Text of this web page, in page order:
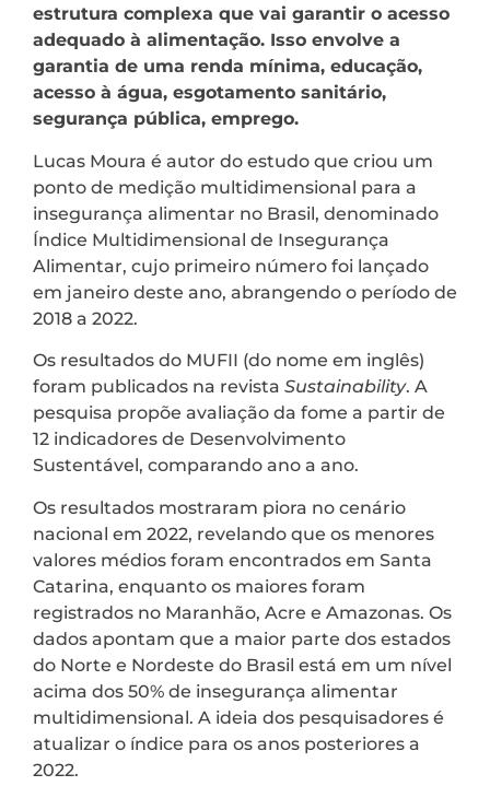
estrutura complexa que vai garantir o acesso
adequado à alimentação. Isso envolve a
garantia de uma renda mínima, educação,
acesso à água, esgotamento sanitário,
segurança pública, emprego.
Lucas Moura é autor do estudo que criou um
ponto de medição multidimensional para a
insegurança alimentar no Brasil, denominado
Índice Multidimensional de Insegurança
Alimentar, cujo primeiro número foi lançado
em janeiro deste ano, abrangendo o período de
2018 a 2022.
Os resultados do MUFII (do nome em inglês)
foram publicados na revista Sustainability. A
pesquisa propõe avaliação da fome a partir de
12 indicadores de Desenvolvimento
Sustentável, comparando ano a ano.
Os resultados mostraram piora no cenário
nacional em 2022, revelando que os menores
valores médios foram encontrados em Santa
Catarina, enquanto os maiores foram
registrados no Maranhão, Acre e Amazonas. Os
dados apontam que a maior parte dos estados
do Norte e Nordeste do Brasil está em um nível
acima dos 50% de insegurança alimentar
multidimensional. A ideia dos pesquisadores é
atualizar o índice para os anos posteriores a
2022.